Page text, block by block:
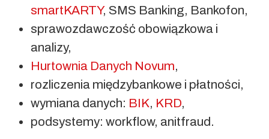
smartKARTY, SMS Banking, Bankofon,
sprawozdawczość obowiązkowa i
analizy,
Hurtownia Danych Novum,
rozliczenia międzybankowe i płatności,
wymiana danych: BIK, KRD,
podsystemy: workflow, anitfraud.